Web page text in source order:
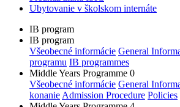
Ubytovanie v školskom internáte
IB program
IB program
Všeobecné informácie General
programu IB programmes
Middle Years Programme 0
Všeobecné informácie General
konanie Admission Procedure Policies